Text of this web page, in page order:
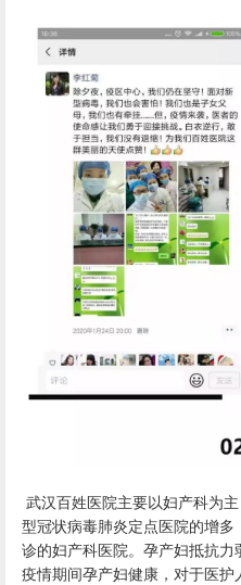
武汉百姓医院主要以妇产科为
型冠状病毒肺炎定点医院的增
诊的妇产科医院。孕产妇抵抗
疫情期间孕产妇健康，对于医护